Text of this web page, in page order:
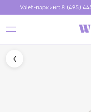
Valet-паркинг: 8 (495)
Бесплатная
Установите